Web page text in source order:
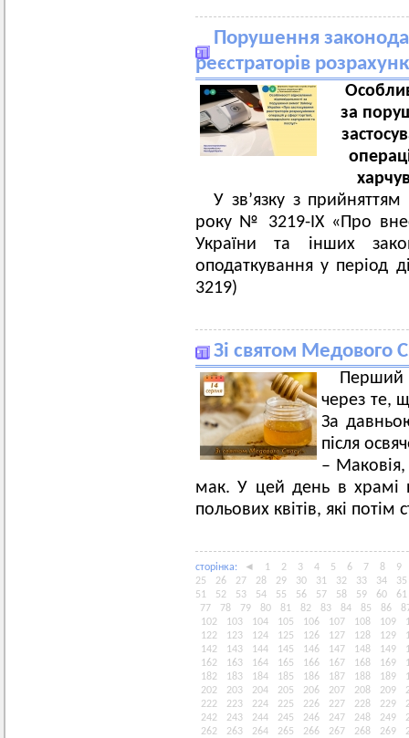
Порушення
реєстраторів
за
У зв’язку з
року № 3219-IX «Про
України та інших
оподаткування у період
3219)
Зі святом Медового
через те,
За
після
–
мак. У цей день в храмі
польових квітів, які
сторiнка: ◄ 1 2 3 4 5 6 7 8
9
25
26 27 28 29 30 31 32 33 34
35
51
52 53 54 55 56 57 58 59 60
61
77
78 79 80 81 82 83 84 85 86
102
103 104 105 106 107 108 109
122
123 124 125 126 127 128 129
142
143 144 145 146 147 148 149
162
163 164 165 166 167 168 169
182
183 184 185 186 187 188 189
202
203 204 205 206 207 208 209
222
223 224 225 226 227 228 229
242
243 244 245 246 247 248 249
262
263 264 265 266 267 268 269